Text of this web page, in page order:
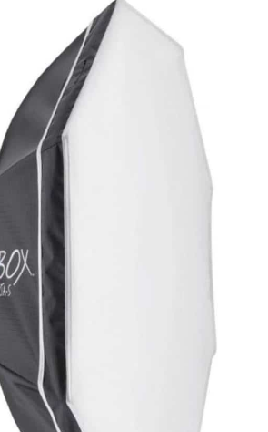
200K garantit fidélité des
couleurs.Lampe pilote intégrée
de 150W (2600K) prend en
charge un réglage de luminosité
de 10% à 100%.Tube flash est
résistant à la chaleur et à la
haute tension pour des
performances stable et des
flash continu à pleine puissance
(réglage de puissance du
flash:4,0-10 (1/64-1/1)).L'écran
LCD HD fournit des références
visuelles et enregistre données
pour des configurations flash
pour synchronisation rapide &
capacité anti-interférence grâce
à 1 à 99 identifiant sans fil & 32
canaux.Il peut être déclenché
par une unité maître manuelle en